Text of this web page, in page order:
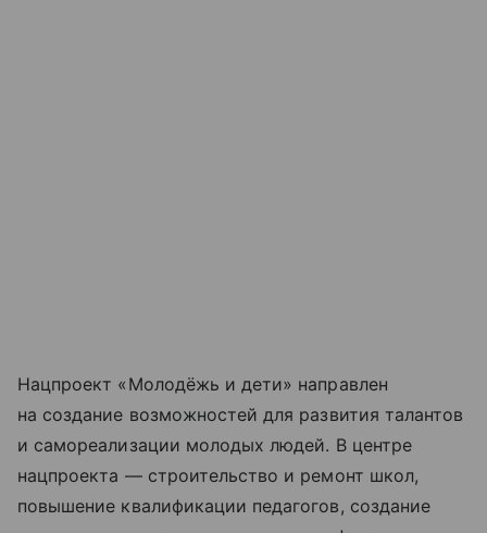
Нацпроект «Молодёжь и дети» направлен
на создание возможностей для развития талантов
и самореализации молодых людей. В центре
нацпроекта — строительство и ремонт школ,
повышение квалификации педагогов, создание